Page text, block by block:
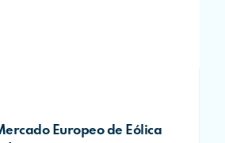
Europeo de Eólica